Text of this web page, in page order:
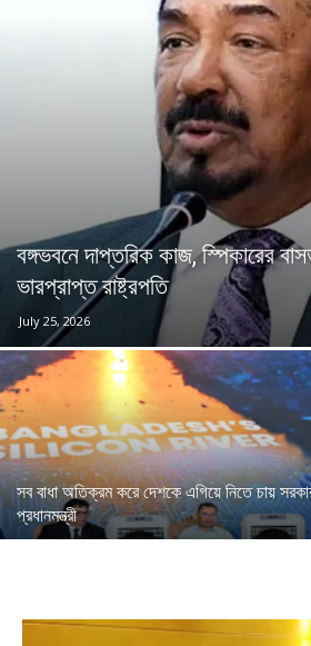
বঙ্গভবনে দাপ্তরিক কাজ, স্পিকারের
ভারপ্রাপ্ত রাষ্ট্রপতি
July 25, 2026
সব বাধা অতিক্রম করে দেশকে এগিয়ে নিতে চায়
প্রধানমন্ত্রী